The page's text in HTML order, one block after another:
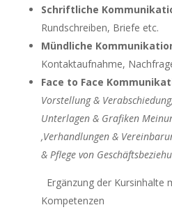
Schriftliche
Rundschreiben, Briefe etc.
Mündliche
Kontaktaufnahme,
Face to Face
Vorstellung & Verabschiedung,
Unterlagen & Grafiken
,Verhandlungen &
& Pflege von
Ergänzung der Kursinhalte
Kompetenzen